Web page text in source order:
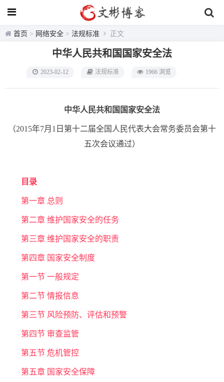
首页 > 网络安全 > 法规标准 正文
中华人民共和国国家安全法
2023-02-12 法规标准 1966 浏览
中华人民共和国国家安全法
（2015年7月1日第十二届全国人民代表大会常务委员会第十
五次会议通过）
目录
第一章 总则
第二章 维护国家安全的任务
第三章 维护国家安全的职责
第四章 国家安全制度
第一节 一般规定
第二节 情报信息
第三节 风险预防、评估和预警
第四节 审查监管
第五节 危机管控
第五章 国家安全保障